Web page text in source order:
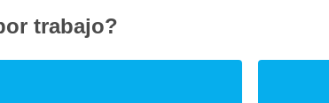
trabajo?